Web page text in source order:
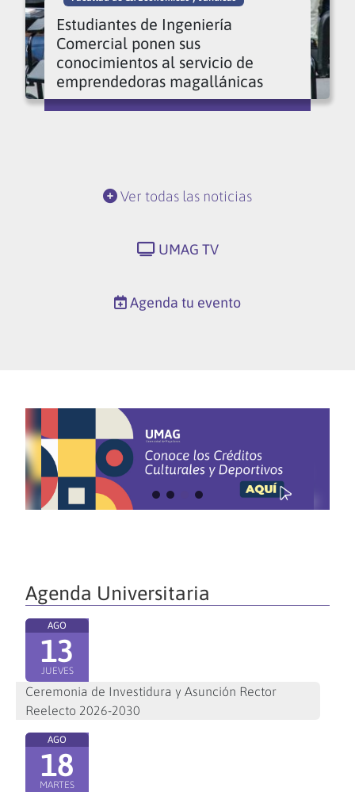
Estudiantes de Ingeniería
Comercial ponen sus
conocimientos al servicio de
emprendedoras magallánicas
Ver todas las noticias
UMAG TV
Agenda tu evento
Agenda Universitaria
AGO
13
JUEVES
Ceremonia de Investidura y Asunción Rector
Reelecto 2026-2030
AGO
18
MARTES